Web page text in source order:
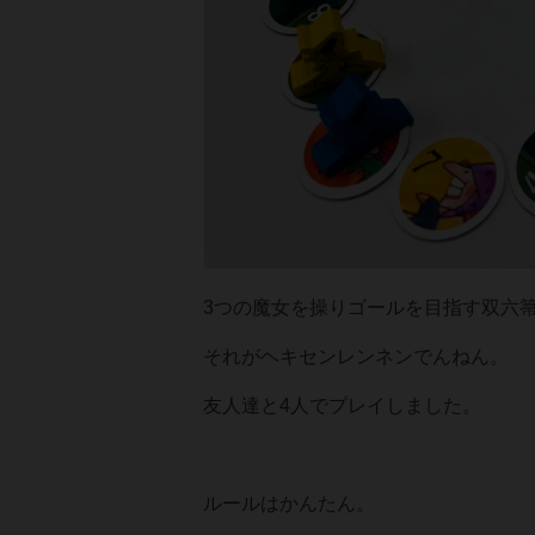
3つの魔女を操りゴールを目指す双六
それがヘキセンレンネンでんねん。
友人達と4人でプレイしました。
ルールはかんたん。